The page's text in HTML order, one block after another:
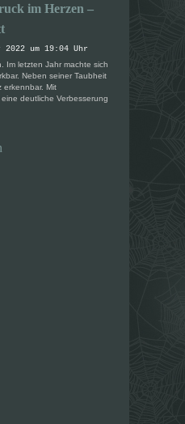
im Herzen –
um 19:04 Uhr
Im letzten Jahr machte sich
Neben seiner Taubheit
erkennbar. Mit
deutliche Verbesserung